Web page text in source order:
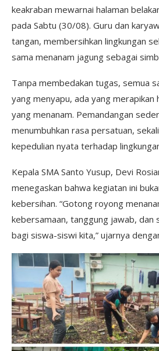
keakraban mewarnai halaman
pada Sabtu (30/08). Guru dan
tangan, membersihkan lingkungan
sama menanam jagung sebagai
Tanpa membedakan tugas, semua
yang menyapu, ada yang merapikan
yang menanam. Pemandangan
menumbuhkan rasa persatuan,
kepedulian nyata terhadap
Kepala SMA Santo Yusup, Devi
menegaskan bahwa kegiatan ini
kebersihan. “Gotong royong
kebersamaan, tanggung jawab, dan
bagi siswa-siswi kita,” ujarnya